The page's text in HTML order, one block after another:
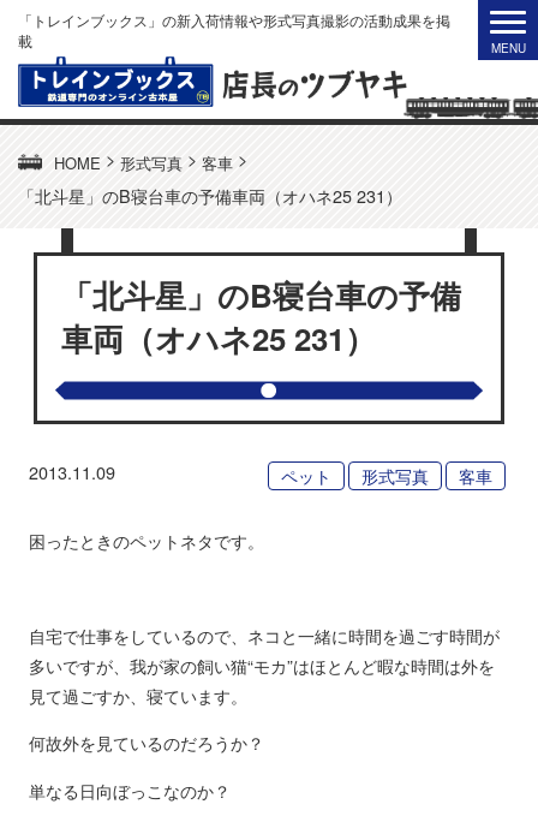
「トレインブックス」の新入荷情報や形式写真撮影の活動成果を掲
載
HOME > 形式写真 > 客車 >
「北斗星」のB寝台車の予備車両（オハネ25 231）
「北斗星」のB寝台車の予備
車両（オハネ25 231）
2013.11.09 ペット 形式写真 客車
困ったときのペットネタです。
自宅で仕事をしているので、ネコと一緒に時間を過ごす時間が
多いですが、我が家の飼い猫“モカ”はほとんど暇な時間は外を
見て過ごすか、寝ています。
何故外を見ているのだろうか？
単なる日向ぼっこなのか？